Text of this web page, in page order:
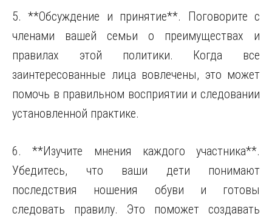
5. **Обсуждение и принятие**. Поговорите с
членами вашей семьи о преимуществах и
правилах этой политики. Когда все
заинтересованные лица вовлечены, это может
помочь в правильном восприятии и следовании
установленной практике.
6. **Изучите мнения каждого участника**.
Убедитесь, что ваши дети понимают
последствия ношения обуви и готовы
следовать правилу. Это поможет создавать